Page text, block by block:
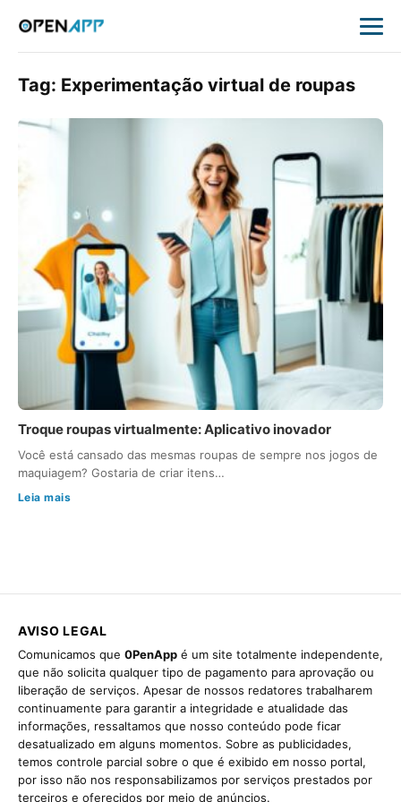
Tag: Experimentação virtual de roupas
Troque roupas virtualmente: Aplicativo inovador
Você está cansado das mesmas roupas de sempre nos jogos de
maquiagem? Gostaria de criar itens…
Leia mais
AVISO LEGAL
Comunicamos que 0PenApp é um site totalmente independente,
que não solicita qualquer tipo de pagamento para aprovação ou
liberação de serviços. Apesar de nossos redatores trabalharem
continuamente para garantir a integridade e atualidade das
informações, ressaltamos que nosso conteúdo pode ficar
desatualizado em alguns momentos. Sobre as publicidades,
temos controle parcial sobre o que é exibido em nosso portal,
por isso não nos responsabilizamos por serviços prestados por
terceiros e oferecidos por meio de anúncios.